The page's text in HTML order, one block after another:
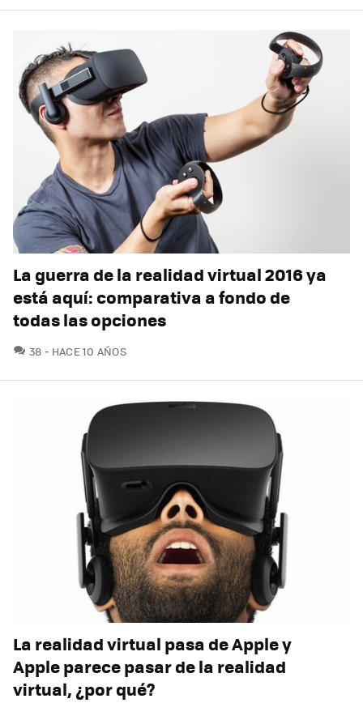
La guerra de la realidad virtual 2016 ya
está aquí: comparativa a fondo de
todas las opciones
38 COMENTARIOS
HACE 10 AÑOS
La realidad virtual pasa de Apple y
Apple parece pasar de la realidad
virtual, ¿por qué?